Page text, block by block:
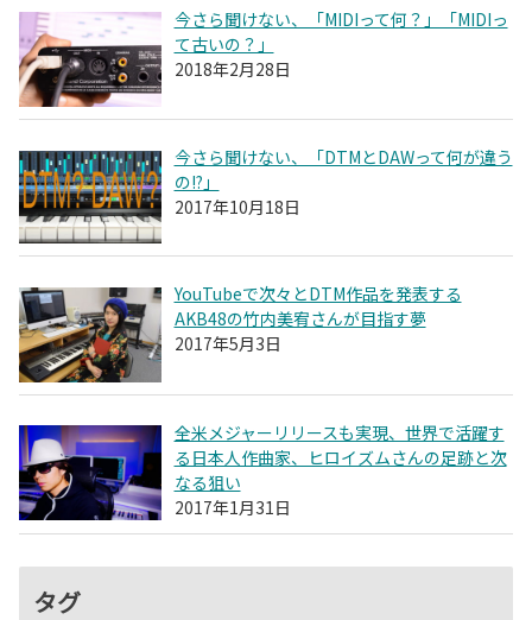
今さら聞けない、「MIDIって何？」「MIDIっ
て古いの？」
2018年2月28日
今さら聞けない、「DTMとDAWって何が違う
の!?」
2017年10月18日
YouTubeで次々とDTM作品を発表する
AKB48の竹内美宥さんが目指す夢
2017年5月3日
全米メジャーリリースも実現、世界で活躍す
る日本人作曲家、ヒロイズムさんの足跡と次
なる狙い
2017年1月31日
タグ